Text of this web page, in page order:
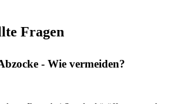
Fragen
- Wie vermeiden?